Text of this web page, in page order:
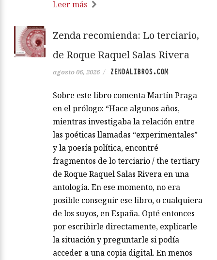
Leer más
Zenda recomienda: Lo terciario,
de Roque Raquel Salas Rivera
agosto 06, 2026 / ZENDALIBROS.COM
Sobre este libro comenta Martín Praga
en el prólogo: “Hace algunos años,
mientras investigaba la relación entre
las poéticas llamadas “experimentales”
y la poesía política, encontré
fragmentos de lo terciario / the tertiary
de Roque Raquel Salas Rivera en una
antología. En ese momento, no era
posible conseguir ese libro, o cualquiera
de los suyos, en España. Opté entonces
por escribirle directamente, explicarle
la situación y preguntarle si podía
acceder a una copia digital. En menos